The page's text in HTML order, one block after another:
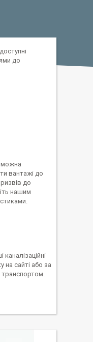
до
можна
вантажі до
до
нашим
сайті або за
транспортом.